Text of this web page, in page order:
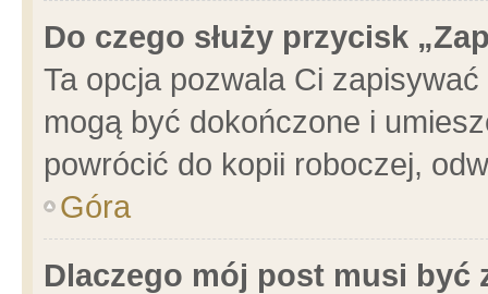
Do czego służy przycisk
Ta opcja pozwala Ci
mogą być dokończone i
powrócić do kopii roboczej,
Góra
Dlaczego mój post musi być